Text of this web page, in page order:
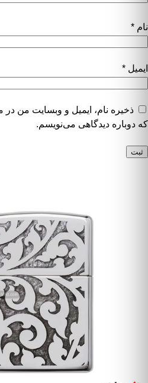
نام *
ایمیل *
ذخیره نام، ایمیل و وبسایت من در
که دوباره دیدگاهی می‌نویسم.